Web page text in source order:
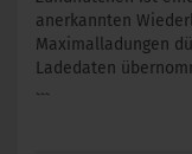
anerkannten
Maximalladungen
Ladedaten